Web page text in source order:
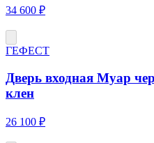
34 600 ₽
ГЕФЕСТ
Дверь входная Муар
клен
26 100 ₽